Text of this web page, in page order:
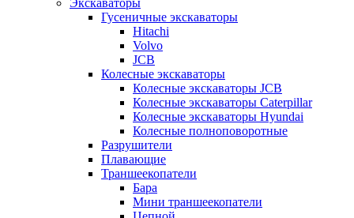
Экскаваторы
Гусеничные экскаваторы
Hitachi
Volvo
JCB
Колесные экскаваторы
Колесные экскаваторы JCB
Колесные экскаваторы Caterpillar
Колесные экскаваторы Hyundai
Колесные полноповоротные
Разрушители
Плавающие
Траншеекопатели
Бара
Мини траншеекопатели